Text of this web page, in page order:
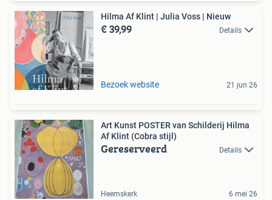
Hilma Af Klint | Julia Voss | Nieuw
€ 39,99 Details
Bezoek website 21 jun 26
Art Kunst POSTER van Schilderij Hilma
Af Klint (Cobra stijl)
Gereserveerd Details
Heemskerk 6 mei 26